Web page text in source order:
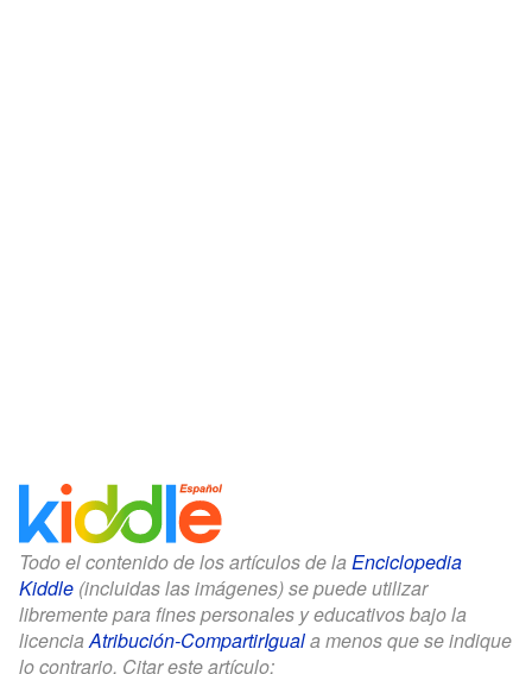
Todo el contenido de los artículos de la Enciclopedia
Kiddle (incluidas las imágenes) se puede utilizar
libremente para fines personales y educativos bajo la
licenciaAtribución-CompartirIguala menos que se indique
lo contrario. Citar este artículo: